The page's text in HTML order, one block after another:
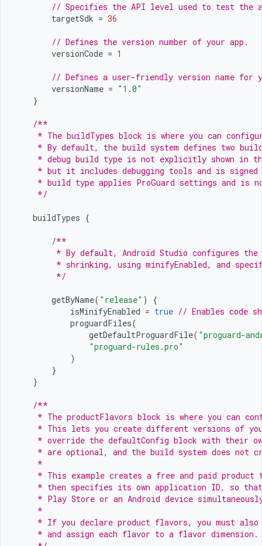
// Specifies the API level used to test the
targetSdk = 36
// Defines the version number of your app.
versionCode = 1
// Defines a user-friendly version name for
versionName = "1.0"
}
/**
* The buildTypes block is where you can
* By default, the build system defines two
* debug build type is not explicitly shown in
* but it includes debugging tools and is
* build type applies ProGuard settings and is
     */
buildTypes {
/**
* By default, Android Studio configures
* shrinking, using minifyEnabled, and
         */
getByName( "release" )
{
isMinifyEnabled = true // Enables code
proguardFiles(
getDefaultProguardFile( "proguard-
"proguard-rules.pro"
)
}
}
/**
* The productFlavors block is where you can
* This lets you create different versions of
* override the defaultConfig block with their
* are optional, and the build system does not
     *
* This example creates a free and paid product
* then specifies its own application ID, so
* Play Store or an Android device
     *
* If you declare product flavors, you must
     * and assign each flavor to a flavor dimension.